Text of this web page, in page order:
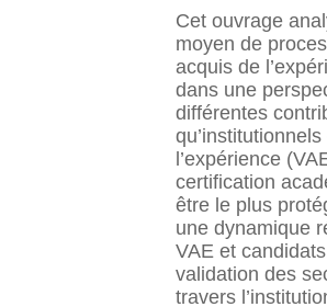
Cet ouvrage
moyen de
acquis de
dans une
différentes
l’expérience
certification
être le plus
une dynamique
VAE et
validation des
travers